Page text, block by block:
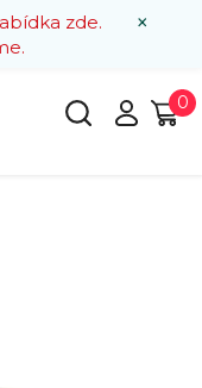
×
zde.
0